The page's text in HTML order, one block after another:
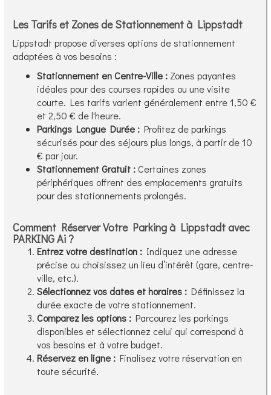
Les Tarifs et Zones de Stationnement à Lippstadt
Lippstadt propose diverses options de stationnement
adaptées à vos besoins :
Stationnement en Centre-Ville : Zones payantes
idéales pour des courses rapides ou une visite
courte. Les tarifs varient généralement entre 1,50 €
et 2,50 € de l'heure.
Parkings Longue Durée : Profitez de parkings
sécurisés pour des séjours plus longs, à partir de 10
€ par jour.
Stationnement Gratuit :Certaines zones
périphériques offrent des emplacements gratuits
pour des stationnements prolongés.
Comment Réserver Votre Parking à Lippstadt avec
PARKING Ai ?
Entrez votre destination : Indiquez une adresse
précise ou choisissez un lieu d’intérêt (gare, centre-
ville, etc.).
Sélectionnez vos dates et horaires : Définissez la
durée exacte de votre stationnement.
Comparez les options : Parcourez les parkings
disponibles et sélectionnez celui qui correspond à
vos besoins et à votre budget.
Réservez en ligne : Finalisez votre réservation en
toute sécurité.